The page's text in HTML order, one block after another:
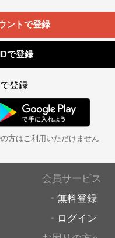
ントで登録
で登録
登録
方はご利用いただけません
会員サービス
無料登録
ログイン